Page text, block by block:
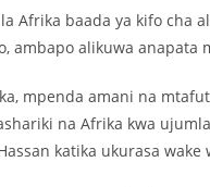
Afrika baada ya kifo cha
ambapo alikuwa anapata
mpenda amani na
na Afrika kwa
katika ukurasa wake